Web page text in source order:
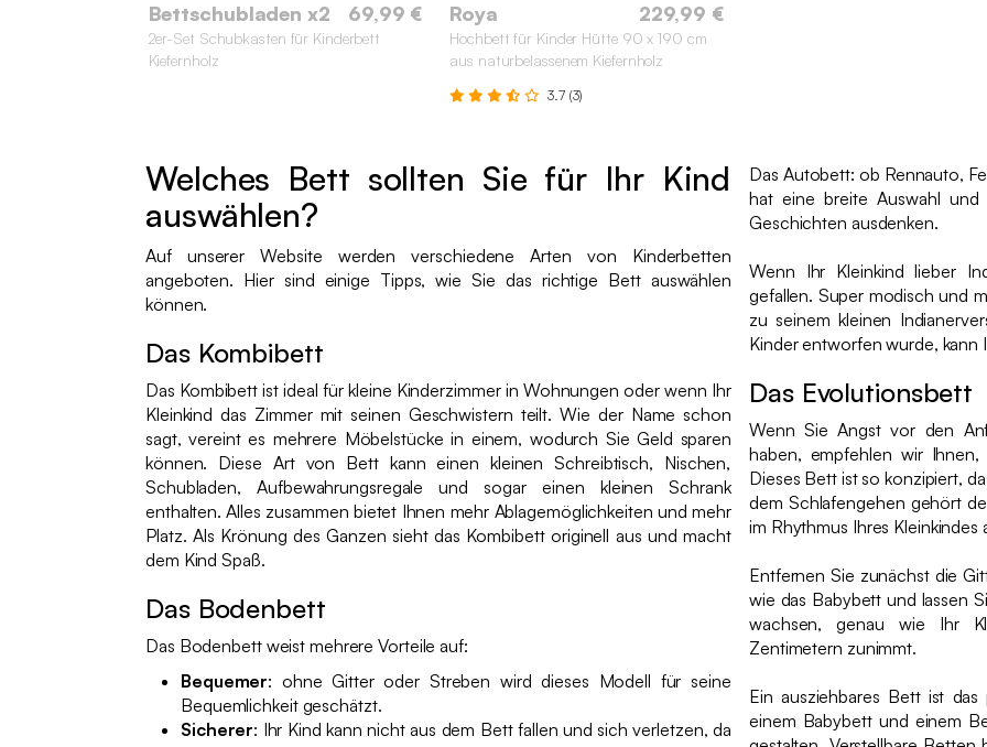
Bettschubladen x2 69,99 €
2er-Set Schubkasten für Kinderbett
Kiefernholz
Roya 229,99 €
Hochbett für Kinder Hütte 90 x 190 cm
aus naturbelassenem Kiefernholz
3.7 (3)
Welches Bett sollten Sie für Ihr Kind
auswählen?
Auf unserer Website werden verschiedene Arten von Kinderbetten
angeboten. Hier sind einige Tipps, wie Sie das richtige Bett auswählen
können.
Das Kombibett
Das Kombibett ist ideal für kleine Kinderzimmer in Wohnungen oder wenn Ihr
Kleinkind das Zimmer mit seinen Geschwistern teilt. Wie der Name schon
sagt, vereint es mehrere Möbelstücke in einem, wodurch Sie Geld sparen
können. Diese Art von Bett kann einen kleinen Schreibtisch, Nischen,
Schubladen, Aufbewahrungsregale und sogar einen kleinen Schrank
enthalten. Alles zusammen bietet Ihnen mehr Ablagemöglichkeiten und mehr
Platz. Als Krönung des Ganzen sieht das Kombibett originell aus und macht
dem Kind Spaß.
Das Bodenbett
Das Bodenbett weist mehrere Vorteile auf:
Bequemer: ohne Gitter oder Streben wird dieses Modell für seine
Bequemlichkeit geschätzt.
Sicherer: Ihr Kind kann nicht aus dem Bett fallen und sich verletzen, da
Das Autobett: ob Rennauto,
hat eine breite Auswahl
Geschichten ausdenken.
Wenn Ihr Kleinkind lieber
gefallen. Super modisch und
zu seinem kleinen
Kinder entworfen wurde, kann
Das Evolutionsbett
Wenn Sie Angst vor den
haben, empfehlen wir
Dieses Bett ist so konzipiert,
dem Schlafengehen gehört
im Rhythmus Ihres
Entfernen Sie zunächst die
wie das Babybett und lassen
wachsen, genau wie Ihr
Zentimetern zunimmt.
Ein ausziehbares Bett ist
einem Babybett und einem